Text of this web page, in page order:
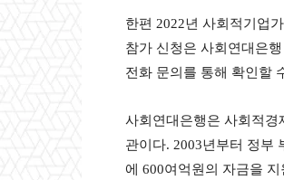
한편 2022년 사회적기업
참가 신청은 사회연대은
전화 문의를 통해 확인할
사회연대은행은 사회적경
관이다. 2003년부터 정부
에 600여억원의 자금을 지